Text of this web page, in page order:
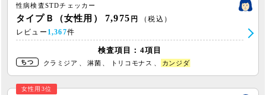
性病検査STDチェッカー
タイプＢ（女性用） 7,975 円
（税込）
レビュー 1,367件
検査項目：4項目
ちつ クラミジア 淋菌 トリコモナス カンジダ
女性用3位